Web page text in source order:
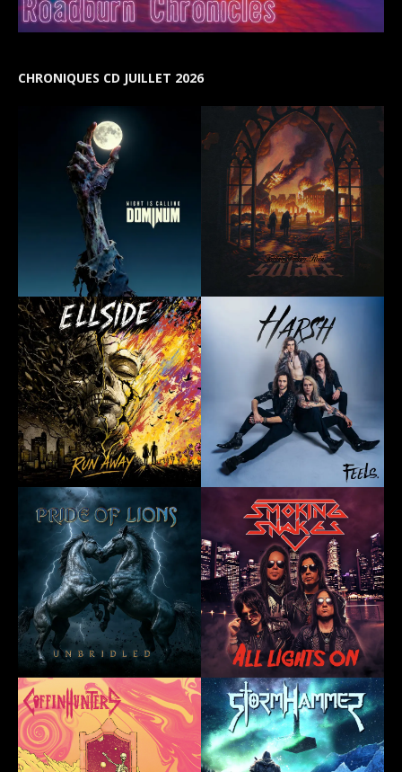
CHRONIQUES CD JUILLET 2026